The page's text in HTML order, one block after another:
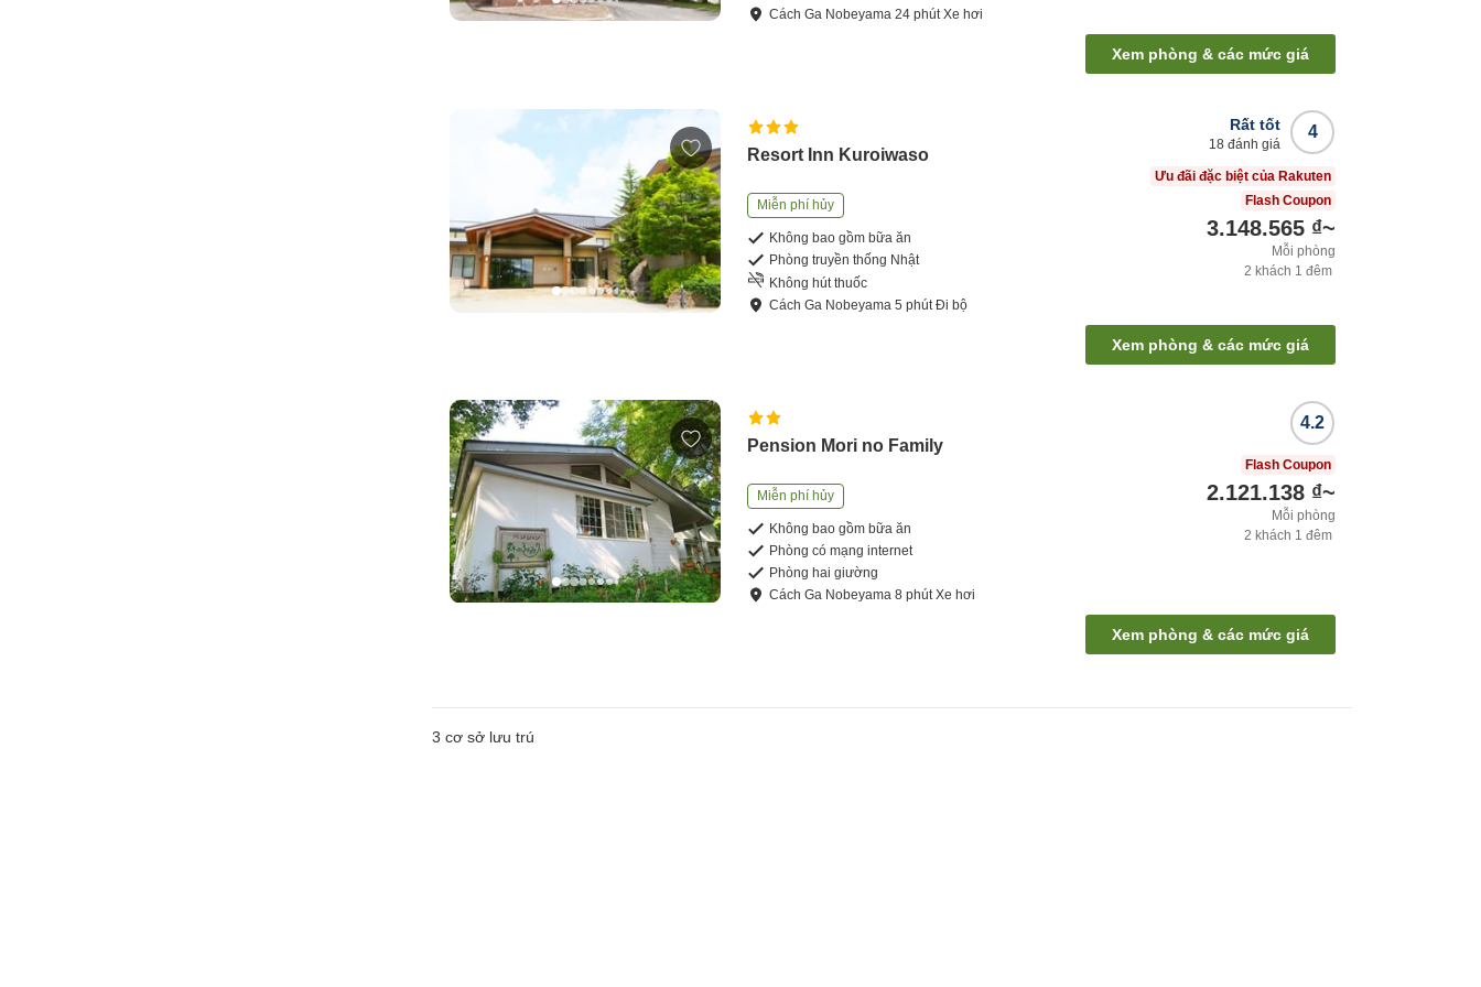
CáchGa Nobeyama24 phútXe hơi
Xem phòng & các mức giá
Resort Inn Kuroiwaso
Miễn phí hủy
Không bao gồm bữa ăn
Phòng truyền thống Nhật
Không hút thuốc
CáchGa Nobeyama5 phútĐi bộ
4
Rất tốt
18 đánh giá
Ưu đãi đặc biệt của Rakuten
Flash Coupon
3.148.565 ₫~
Mỗi phòng
2 khách 1 đêm
Xem phòng & các mức giá
Pension Mori no Family
Miễn phí hủy
Không bao gồm bữa ăn
Phòng có mạng internet
Phòng hai giường
CáchGa Nobeyama8 phútXe hơi
4.2
Flash Coupon
2.121.138 ₫~
Mỗi phòng
2 khách 1 đêm
Xem phòng & các mức giá
3 cơ sở lưu trú